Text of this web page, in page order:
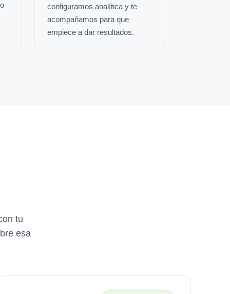
configuramos analítica y te
acompañamos para que
empiece a dar resultados.
tu
esa